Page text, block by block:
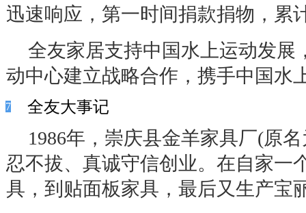
迅速响应，第一时间捐款捐物，累
全友家居支持中国水上运动发展
动中心建立战略合作，携手中国水
7 全友大事记
1986年，崇庆县金羊家具厂(原
忍不拔、真诚守信创业。在自家一
具，到贴面板家具，最后又生产宝